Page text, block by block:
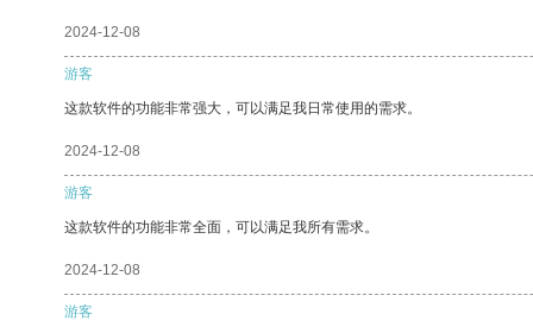
2024-12-08
游客
这款软件的功能非常强大，可以满足我日常使用的需求。
2024-12-08
游客
这款软件的功能非常全面，可以满足我所有需求。
2024-12-08
游客